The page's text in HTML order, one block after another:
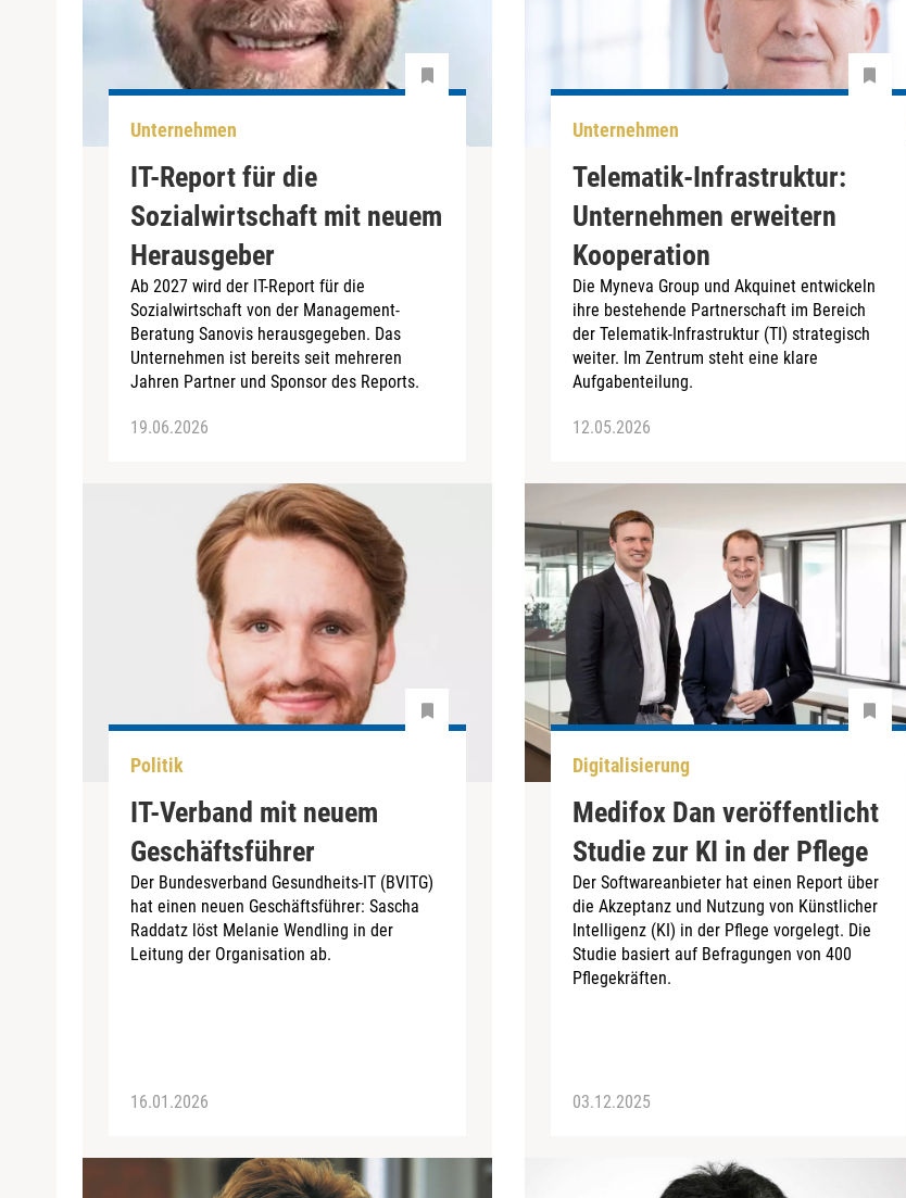
Unternehmen
IT-Report für die
Sozialwirtschaft mit neuem
Herausgeber
Ab 2027 wird der IT-Report für die
Sozialwirtschaft von der Management-
Beratung Sanovis herausgegeben. Das
Unternehmen ist bereits seit mehreren
Jahren Partner und Sponsor des Reports.
19.06.2026
Unternehmen
Telematik-Infrastruktur:
Unternehmen erweitern
Kooperation
Die Myneva Group und Akquinet entwickeln
ihre bestehende Partnerschaft im Bereich
der Telematik-Infrastruktur (TI) strategisch
weiter. Im Zentrum steht eine klare
Aufgabenteilung.
12.05.2026
Politik
IT-Verband mit neuem
Geschäftsführer
Der Bundesverband Gesundheits-IT (BVITG)
hat einen neuen Geschäftsführer: Sascha
Raddatz löst Melanie Wendling in der
Leitung der Organisation ab.
16.01.2026
Digitalisierung
Medifox Dan veröffentlicht
Studie zur KI in der Pflege
Der Softwareanbieter hat einen Report über
die Akzeptanz und Nutzung von Künstlicher
Intelligenz (KI) in der Pflege vorgelegt. Die
Studie basiert auf Befragungen von 400
Pflegekräften.
03.12.2025